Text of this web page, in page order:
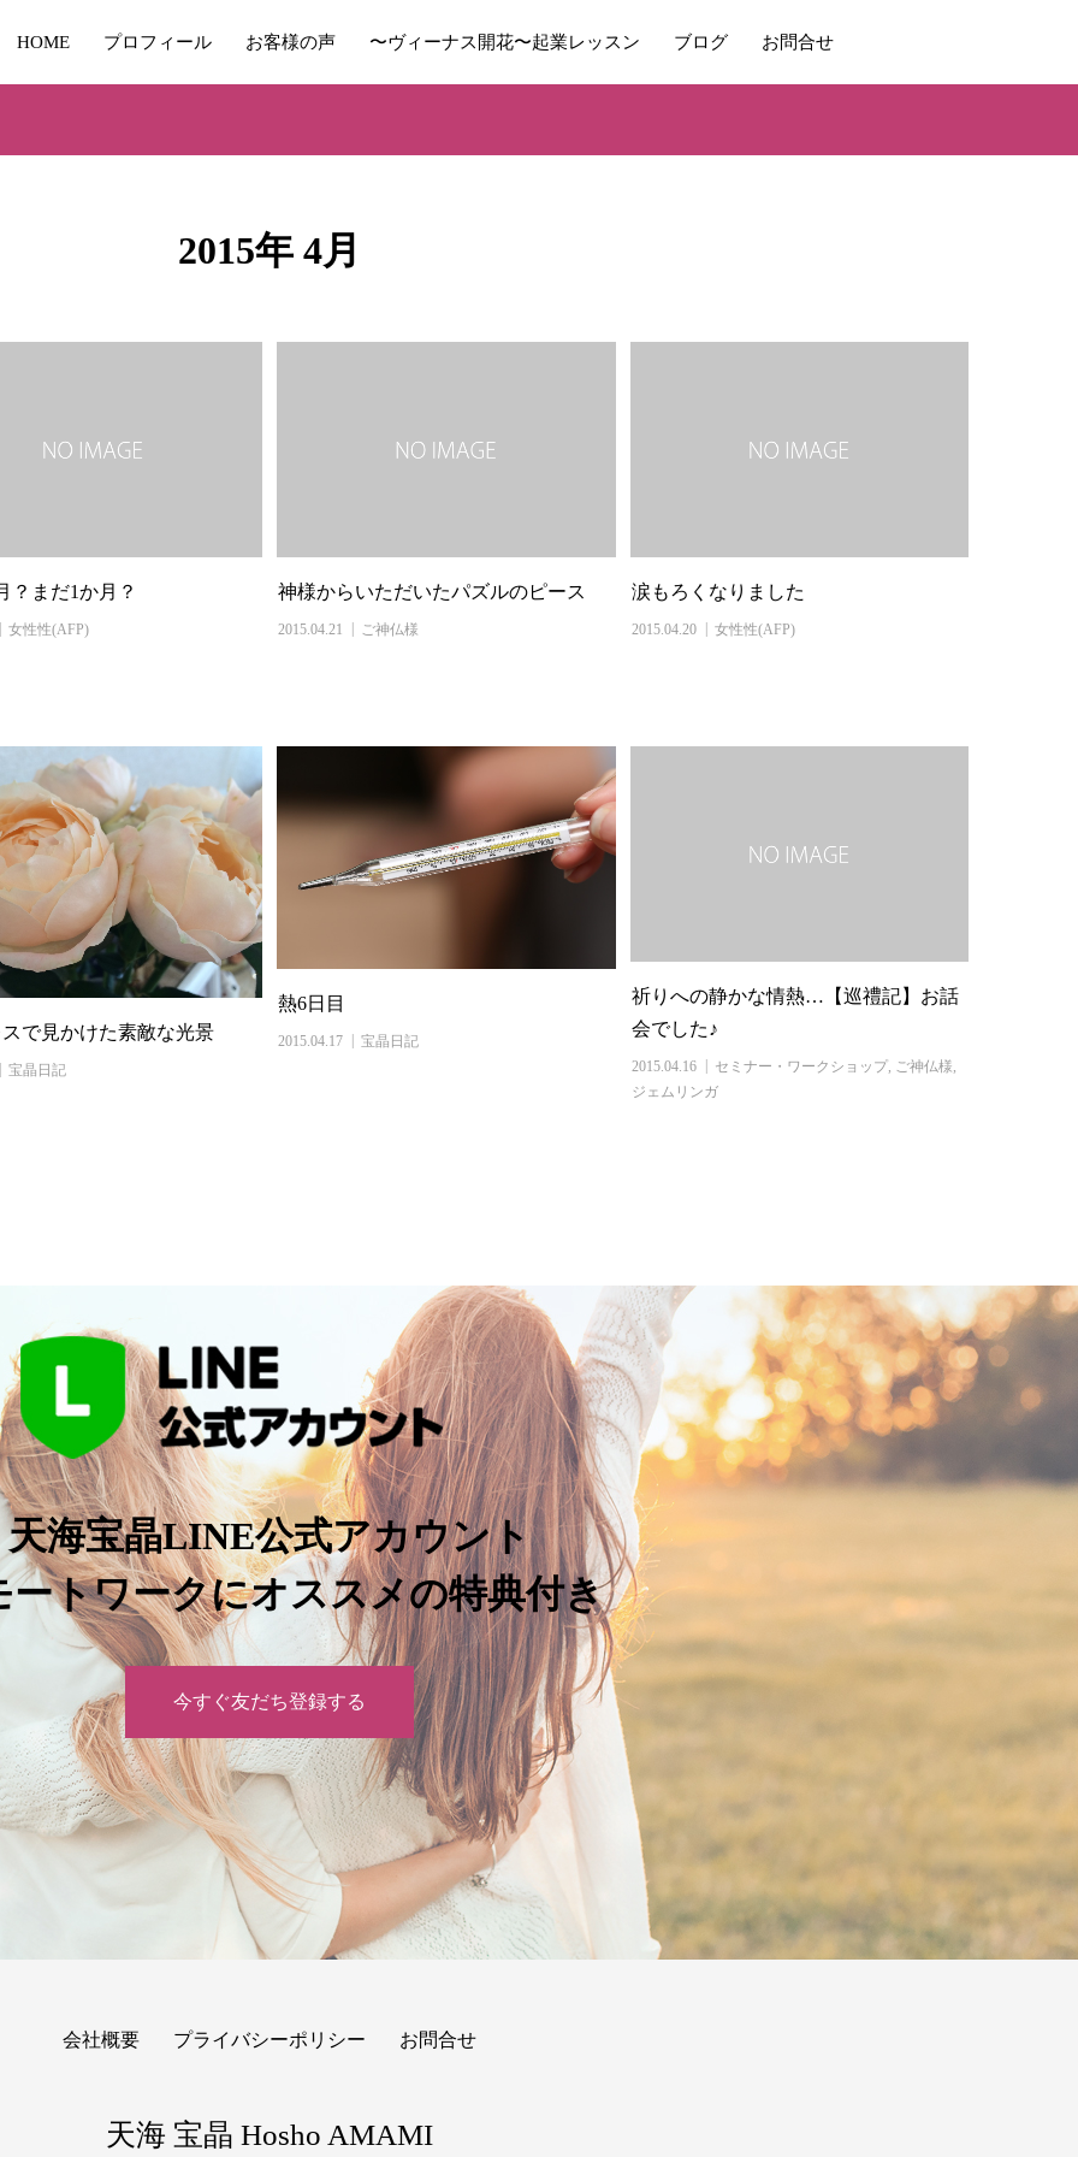
HOME プロフィール お客様の声 〜ヴィーナス開花〜起業レッスン ブログ お問合せ
2015年 4月
？まだ1か月？
女性性(AFP)
神様からいただいたパズルのピース
2015.04.21 ご神仏様
涙もろくなりました
2015.04.20 女性性(AFP)
で見かけた素敵な光景
宝晶日記
熱6日目
2015.04.17 宝晶日記
祈りへの静かな情熱…【巡禮記】お話
会でした♪
2015.04.16 セミナー・ワークショップ, ご神仏様,
ジェムリンガ
天海宝晶LINE公式アカウント
ートワークにオススメの特典付き
今すぐ友だち登録する
会社概要 プライバシーポリシー お問合せ
天海 宝晶 Hosho AMAMI